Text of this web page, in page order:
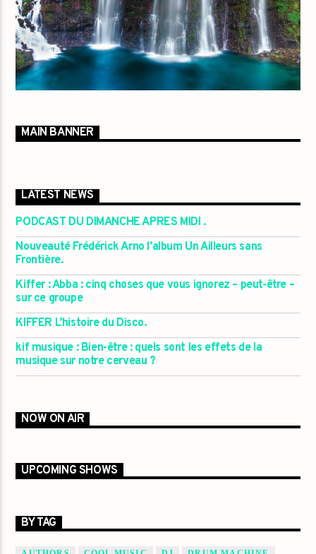
MAIN BANNER
LATEST NEWS
PODCAST DU DIMANCHE APRES MIDI .
Nouveauté Frédérick Arno l’album Un Ailleurs sans
Frontière.
Kiffer : Abba : cinq choses que vous ignorez – peut-être –
sur ce groupe
KIFFER L’histoire du Disco.
kif musique : Bien-être : quels sont les effets de la
musique sur notre cerveau ?
NOW ON AIR
UPCOMING SHOWS
BY TAG